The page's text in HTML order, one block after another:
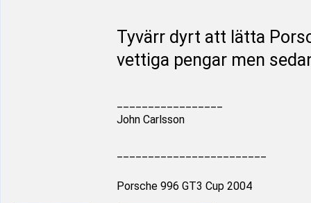
Tyvärr dyrt att lätta
vettiga pengar men
John Carlsson
Porsche 996 GT3 Cup 2004